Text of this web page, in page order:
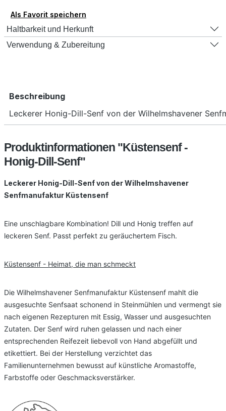
Als Favorit speichern
Haltbarkeit und Herkunft
Verwendung & Zubereitung
Beschreibung
Leckerer Honig-Dill-Senf von der Wilhelmshavener
Produktinformationen "Küstensenf -
Honig-Dill-Senf"
Leckerer Honig-Dill-Senf von der Wilhelmshavener
Senfmanufaktur Küstensenf
Eine unschlagbare Kombination! Dill und Honig treffen auf
leckeren Senf. Passt perfekt zu geräuchertem Fisch.
Küstensenf - Heimat, die man schmeckt
Die Wilhelmshavener Senfmanufaktur Küstensenf mahlt die
ausgesuchte Senfsaat schonend in Steinmühlen und vermengt sie
nach eigenen Rezepturen mit Essig, Wasser und ausgesuchten
Zutaten. Der Senf wird ruhen gelassen und nach einer
entsprechenden Reifezeit liebevoll von Hand abgefüllt und
etikettiert. Bei der Herstellung verzichtet das
Familienunternehmen bewusst auf künstliche Aromastoffe,
Farbstoffe oder Geschmacksverstärker.